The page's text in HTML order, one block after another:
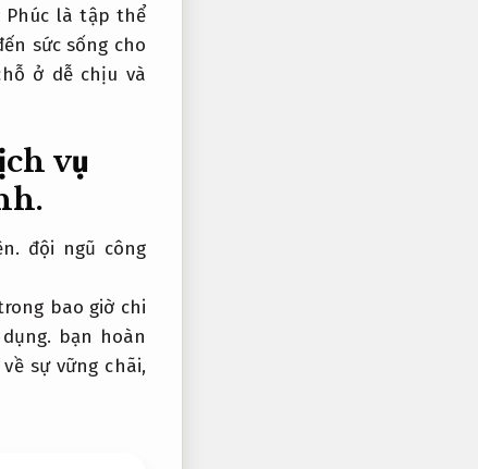
Phúc là tập thể
sức sống cho
ở dễ chịu và
vụ
đội ngũ công
bao giờ chi
bạn hoàn
sự vững chãi,